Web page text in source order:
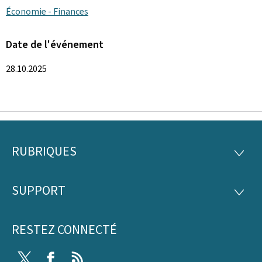
Économie - Finances
Date de l'événement
28.10.2025
Pied
page
RUBRIQUES
SUPPORT
RESTEZ CONNECTÉ
Twitter Facebook